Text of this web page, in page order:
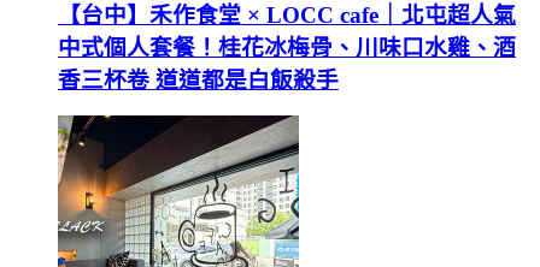
【台中】禾作食堂 × LOCC cafe｜北屯超人氣
中式個人套餐！桂花冰梅骨、川味口水雞、酒
香三杯卷 道道都是白飯殺手